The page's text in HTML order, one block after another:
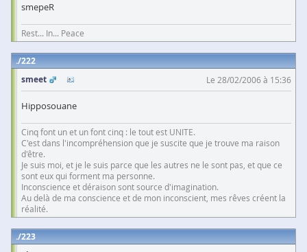
smepeR
Rest... In... Peace
222
smeet
Le 28/02/2006 à 15:36
Hipposouane
Cinq font un et un font cinq : le tout est UNITE.
C'est dans l'incompréhension que je suscite que je trouve ma raison
d'être.
Je suis moi, et je le suis parce que les autres ne le sont pas, et que ce
sont eux qui forment ma personne.
Inconscience et déraison sont source d'imagination.
Au delà de ma conscience et de mon inconscient, mes rêves créent la
réalité.
223